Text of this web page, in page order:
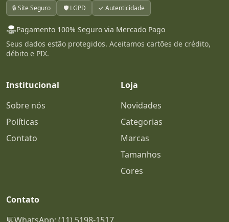
🔒 Site Seguro 🛡️ LGPD ✓ Autenticidade
Pagamento 100% Seguro via Mercado Pago
Seus dados estão protegidos. Aceitamos cartões de crédito,
débito e PIX.
Institucional
Sobre nós
Políticas
Contato
Loja
Novidades
Categorias
Marcas
Tamanhos
Cores
Contato